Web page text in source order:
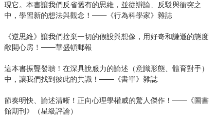
現它。本書讓我們反省舊有的思維，並從辯論、反駁與衝突之
中，學習新的想法與觀念！——《行為科學家》雜誌
《逆思維》讓我們捨棄一切的假設與想像，用好奇和謙遜的態度
敞開心房！——華盛頓郵報
這本書振聾發聵！在深具說服力的論述（意識形態、體育對手）
中，讓我們找到彼此的共識！——《書單》雜誌
節奏明快、論述清晰！正向心理學權威的驚人傑作！——《圖書
館期刊》（星級評論）